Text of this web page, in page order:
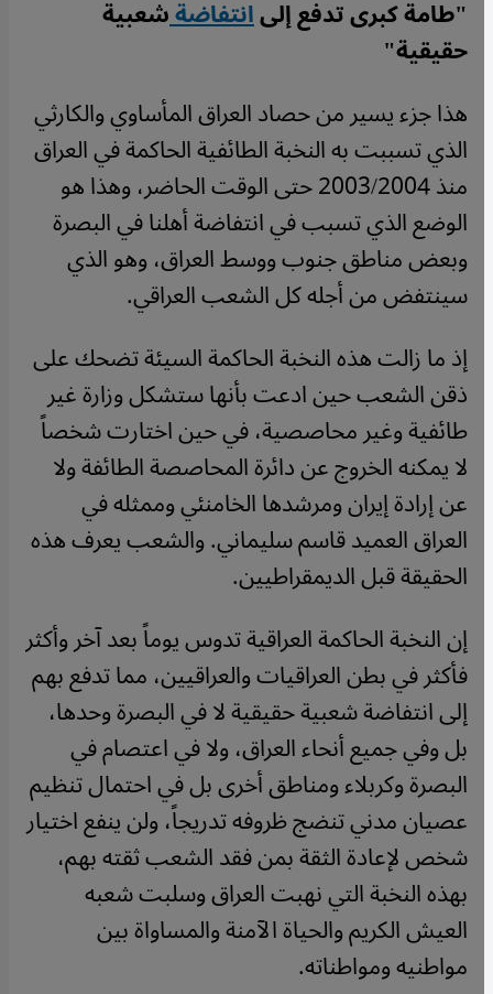
"طامة كبرى تدفع إلىانتفاضةشعبية
حقيقية"
هذا جزء يسير من حصاد العراق المأساوي والكارثي
الذي تسببت به النخبة الطائفية الحاكمة في العراق
منذ 2003/2004 حتى الوقت الحاضر، وهذا هو
الوضع الذي تسبب في انتفاضة أهلنا في البصرة
وبعض مناطق جنوب ووسط العراق، وهو الذي
سينتفض من أجله كل الشعب العراقي.
إذ ما زالت هذه النخبة الحاكمة السيئة تضحك على
ذقن الشعب حين ادعت بأنها ستشكل وزارة غير
طائفية وغير محاصصية، في حين اختارت شخصاً
لا يمكنه الخروج عن دائرة المحاصصة الطائفة ولا
عن إرادة إيران ومرشدها الخامنئي وممثله في
العراق العميد قاسم سليماني. والشعب يعرف هذه
الحقيقة قبل الديمقراطيين.
إن النخبة الحاكمة العراقية تدوس يوماً بعد آخر وأكثر
فأكثر في بطن العراقيات والعراقيين، مما تدفع بهم
إلى انتفاضة شعبية حقيقية لا في البصرة وحدها،
بل وفي جميع أنحاء العراق، ولا في اعتصام في
البصرة وكربلاء ومناطق أخرى بل في احتمال تنظيم
عصيان مدني تنضج ظروفه تدريجاً، ولن ينفع اختيار
شخص لإعادة الثقة بمن فقد الشعب ثقته بهم،
بهذه النخبة التي نهبت العراق وسلبت شعبه
العيش الكريم والحياة الآمنة والمساواة بين
مواطنيه ومواطناته.